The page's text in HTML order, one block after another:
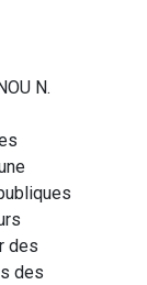
N.
des
des